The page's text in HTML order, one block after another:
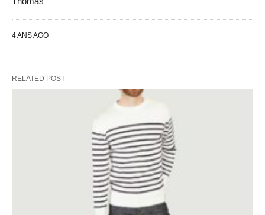
4 ANS AGO
RELATED POST